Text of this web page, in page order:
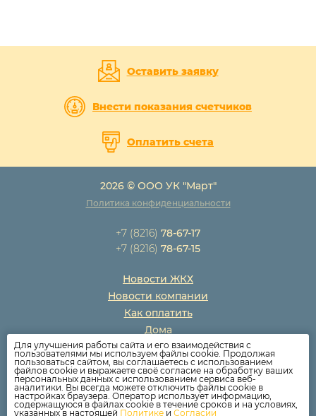
Оставить заявку
Внести показания счетчиков
Оплатить счета
2026 © ООО УК "Март"
Политика конфиденциальности
+7 (8216) 78-67-17
+7 (8216) 78-67-15
Новости ЖКХ
Новости компании
Как оплатить
Дома
Раскрытие информации
Вопросы
Для улучшения работы сайта и его взаимодействия с
пользователями мы используем файлы cookie. Продолжая
пользоваться сайтом, вы соглашаетесь с использованием
файлов cookie и выражаете своё согласие на обработку ваших
персональных данных с использованием сервиса веб-
аналитики. Вы всегда можете отключить файлы cookie в
настройках браузера. Оператор использует информацию,
содержащуюся в файлах cookie в течение сроков и на условиях,
указанных в настоящей Политике и Согласии